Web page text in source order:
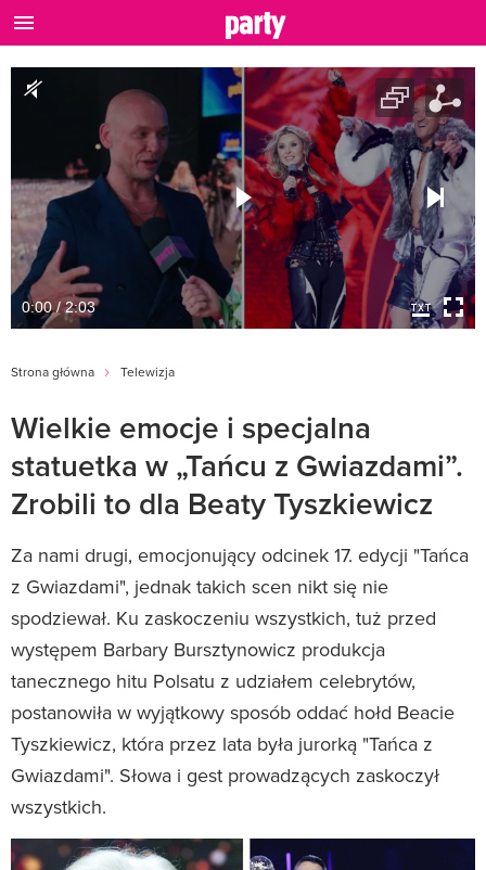
0:00 / 2:03
Strona główna Telewizja
Wielkie emocje i specjalna
statuetka w „Tańcu z Gwiazdami”.
Zrobili to dla Beaty Tyszkiewicz
Za nami drugi, emocjonujący odcinek 17. edycji "Tańca
z Gwiazdami", jednak takich scen nikt się nie
spodziewał. Ku zaskoczeniu wszystkich, tuż przed
występem Barbary Bursztynowicz produkcja
tanecznego hitu Polsatu z udziałem celebrytów,
postanowiła w wyjątkowy sposób oddać hołd Beacie
Tyszkiewicz, która przez lata była jurorką "Tańca z
Gwiazdami". Słowa i gest prowadzących zaskoczył
wszystkich.